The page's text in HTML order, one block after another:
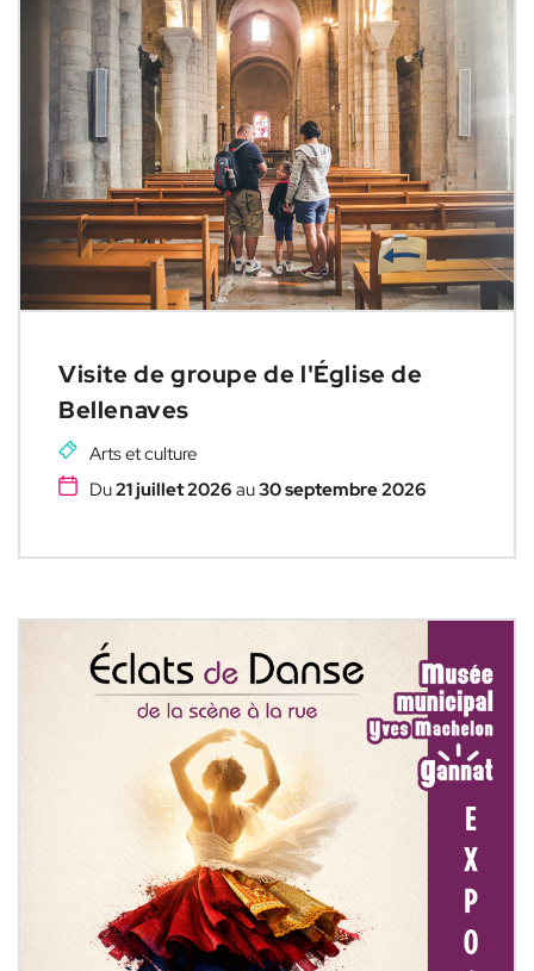
Visite de groupe de l'Église de
Bellenaves
Arts et culture
Du21 juillet 2026 au30 septembre 2026